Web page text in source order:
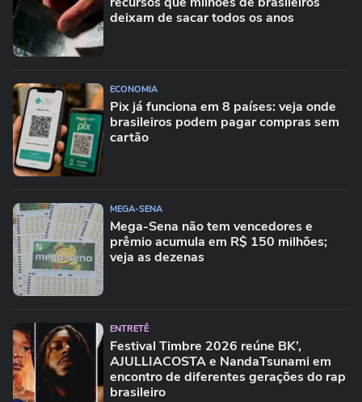
deixam de sacar todos os anos
ECONOMIA
Pix já funciona em 8 países: veja onde
brasileiros podem pagar compras sem
cartão
MEGA-SENA
Mega-Sena não tem vencedores e
prêmio acumula em R$ 150 milhões;
veja as dezenas
ENTRETÊ
Festival Timbre 2026 reúne BK’,
AJULLIACOSTA e NandaTsunami em
encontro de diferentes gerações do rap
brasileiro